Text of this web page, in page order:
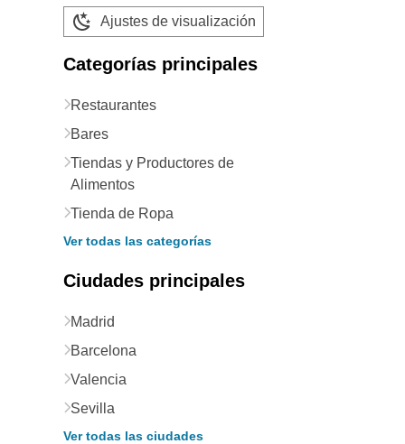
Ajustes de visualización
Categorías principales
Restaurantes
Bares
Tiendas y Productores de
Alimentos
Tienda de Ropa
Ver todas las categorías
Ciudades principales
Madrid
Barcelona
Valencia
Sevilla
Ver todas las ciudades